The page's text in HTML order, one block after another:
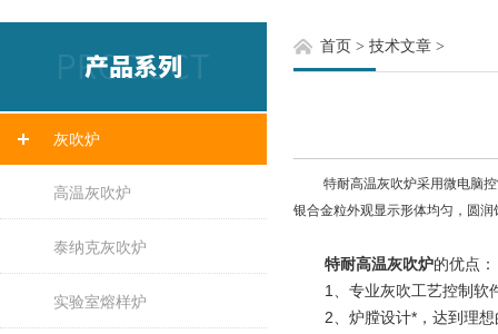
灰吹炉
高温灰吹炉
泰纳克灰吹炉
实验室熔样炉
首页 > 技术文章 >
特耐高温灰吹炉采用微电脑控
银合金粒外观显示形体均匀，圆
特耐高温灰吹炉的优点：
1、专业灰吹工艺控制软件
2、炉膛设计*，达到理想